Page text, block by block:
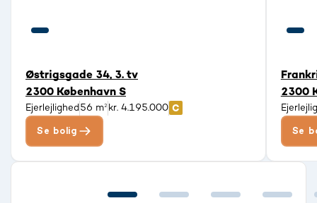
Østrigsgade 34, 3. tv
2300 København S
Ejerlejlighed 56 m² kr. 4.195.000
Se bolig
2300
Se